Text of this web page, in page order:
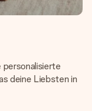
personalisierte
deine Liebsten in